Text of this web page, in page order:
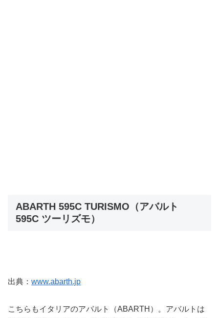
ABARTH 595C TURISMO（アバルト
595C ツーリズモ）
出典： www.abarth.jp
こちらもイタリアのアバルト（ABARTH）。アバルトは